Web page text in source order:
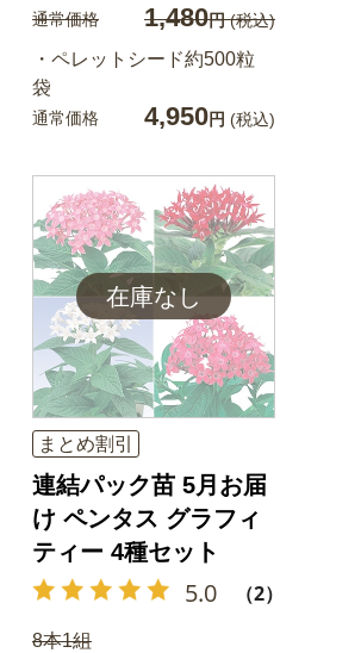
通常価格 1,480円(税込)
・ペレットシード約500粒
袋
通常価格 4,950円 (税込)
まとめ割引
連結パック苗 5月お届
け ペンタス グラフィ
ティー 4種セット
5.0 （2）
8本1組